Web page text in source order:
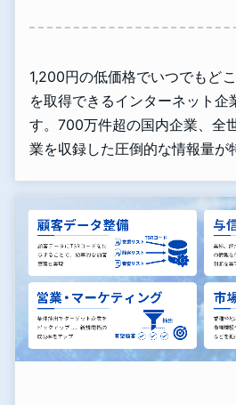
1,200円の低価格でいつでもど
を取得できるインターネット企
す。700万件超の国内企業、全
業を収録した圧倒的な情報量が